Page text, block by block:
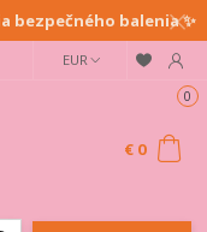
bezpečného balenia ✨
EUR
0
€ 0